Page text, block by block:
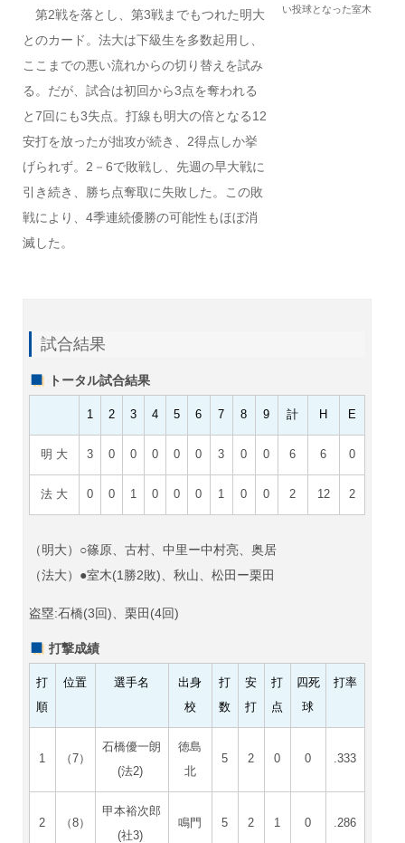
第2戦を落とし、第3戦までもつれた明大
とのカード。法大は下級生を多数起用し、
ここまでの悪い流れからの切り替えを試み
る。だが、試合は初回から3点を奪われる
と7回にも3失点。打線も明大の倍となる12
安打を放ったが拙攻が続き、2得点しか挙
げられず。2－6で敗戦し、先週の早大戦に
引き続き、勝ち点奪取に失敗した。この敗
戦により、4季連続優勝の可能性もほぼ消
滅した。
い投球となった室木
試合結果
トータル試合結果
1 2 3 4 5 6 7 8 9 計 H E
明 大 3 0 0 0 0 0 3 0 0 6 6 0
法 大 0 0 1 0 0 0 1 0 0 2 12 2
（明大）○篠原、古村、中里ー中村亮、奥居
（法大）●室木(1勝2敗)、秋山、松田ー栗田
盗塁:石橋(3回)、栗田(4回)
打撃成績
打
順
位置 選手名
出身
校
打
数
安
打
打
点
四死
球
打率
1 （7）
石橋優一朗
(法2)
徳島
北
5 2 0 0 .333
2 （8）
甲本裕次郎
(社3)
鳴門 5 2 1 0 .286